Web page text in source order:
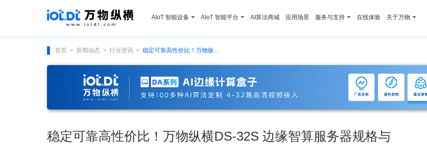
AIoT 智能设备 AIoT 智能平台 AI算法商城 应用场景 服务与支持 在线体验 关于万物
首页 > 新闻动态 > 行业资讯 >
稳定可靠高性价比！万物纵横DS-32S 边缘智算服务器规格与